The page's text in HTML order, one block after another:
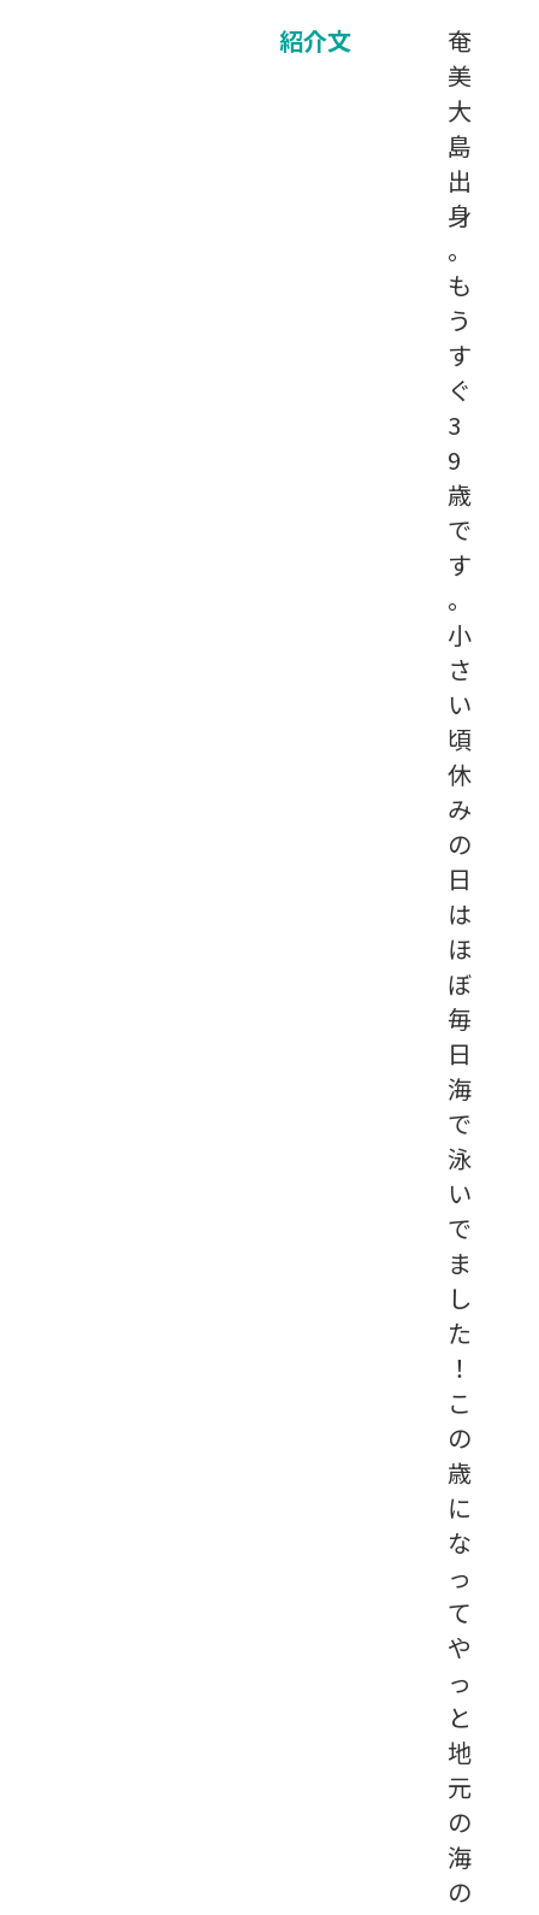
紹介文
奄
美
大
島
出
身
。
も
う
す
ぐ
3
9
歳
で
す
。
小
さ
い
頃
休
み
の
日
は
ほ
ぼ
毎
日
海
で
泳
い
で
ま
し
た
！
こ
の
歳
に
な
っ
て
や
っ
と
地
元
の
海
の